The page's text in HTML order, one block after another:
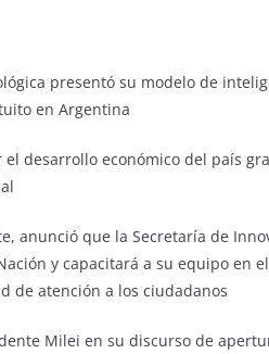
presentó su modelo de
en Argentina
el desarrollo económico del país
anunció que la Secretaría de
y capacitará a su equipo en
de atención a los ciudadanos
Milei en su discurso de